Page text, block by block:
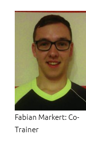
Fabian Markert: Co-
Trainer